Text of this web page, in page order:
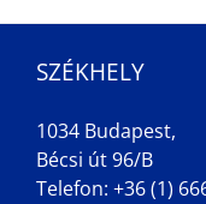
SZÉKHELY
1034 Budapest,
Bécsi út 96/B
Telefon: +36 (1)